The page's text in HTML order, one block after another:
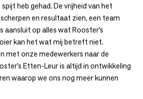
heb gehad. De vrijheid van het
en resultaat zien, een team
aansluit op alles wat Rooster’s
kan het wat mij betreft niet.
met onze medewerkers naar de
Etten-Leur is altijd in ontwikkeling
waarop we ons nog meer kunnen